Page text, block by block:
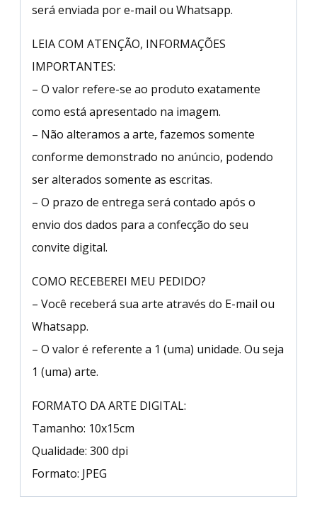
será enviada por e-mail ou Whatsapp.
LEIA COM ATENÇÃO, INFORMAÇÕES
IMPORTANTES:
– O valor refere-se ao produto exatamente
como está apresentado na imagem.
– Não alteramos a arte, fazemos somente
conforme demonstrado no anúncio, podendo
ser alterados somente as escritas.
– O prazo de entrega será contado após o
envio dos dados para a confecção do seu
convite digital.
COMO RECEBEREI MEU PEDIDO?
– Você receberá sua arte através do E-mail ou
Whatsapp.
– O valor é referente a 1 (uma) unidade. Ou seja
1 (uma) arte.
FORMATO DA ARTE DIGITAL:
Tamanho: 10x15cm
Qualidade: 300 dpi
Formato: JPEG